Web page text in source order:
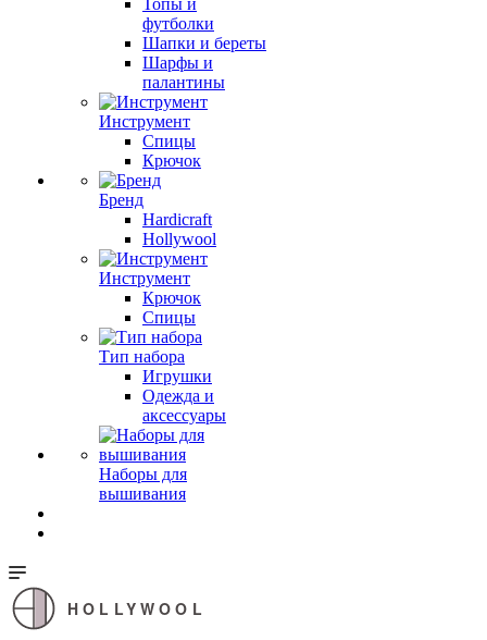
Топы и
футболки
Шапки и береты
Шарфы и
палантины
Инструмент
Спицы
Крючок
Бренд
Hardicraft
Hollywool
Инструмент
Крючок
Спицы
Тип набора
Игрушки
Одежда и
аксессуары
Наборы для
вышивания
HOLLYWOOL